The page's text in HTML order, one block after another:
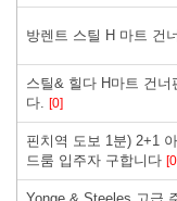
방렌트 스틸 H 마트 건
스틸& 힐다 H마트 건너
다. [0]
핀치역 도보 1분) 2+1
드룸 입주자 구합니다
Yonge & Steeles 고급